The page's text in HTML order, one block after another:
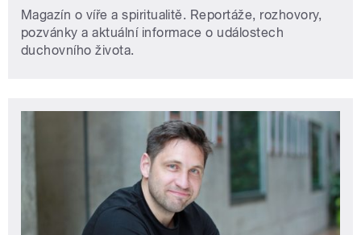
Magazín o víře a spiritualitě. Reportáže, rozhovory,
pozvánky a aktuální informace o událostech
duchovního života.